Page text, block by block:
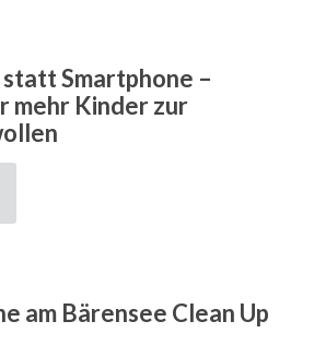
Smartphone –
mehr Kinder zur
am Bärensee Clean Up